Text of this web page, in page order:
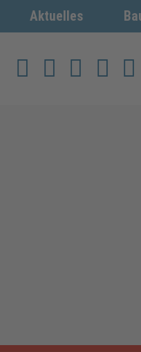
Aktuelles
Werkzeuge zur
HomeKontakt